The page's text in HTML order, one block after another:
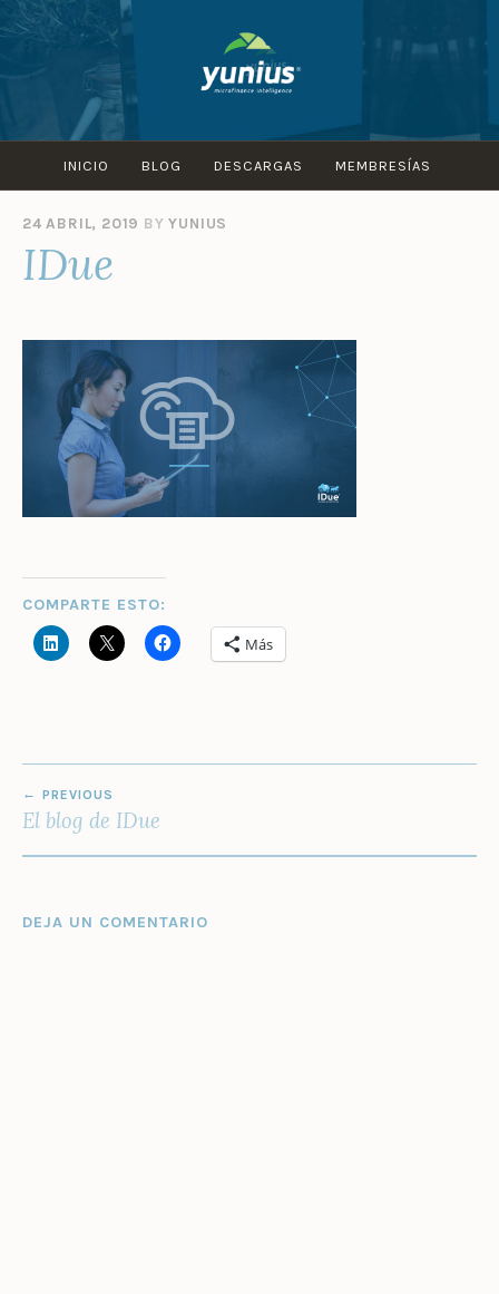
Skip
to
content
INICIO BLOG DESCARGAS MEMBRESÍAS
24 ABRIL, 2019 BYYUNIUS
IDue
COMPARTE ESTO:
Más
DE
PREVIOUS
El blog de IDue
DEJA UN COMENTARIO